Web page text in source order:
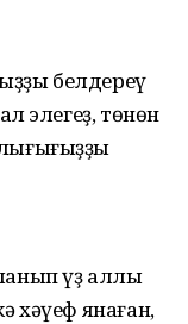
белдереү
элегеҙ, төнөн
үҙ аллы
хәүеф янаған,